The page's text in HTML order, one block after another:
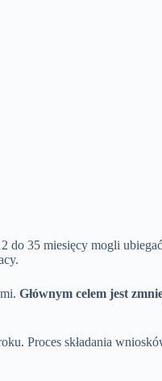
35 miesięcy mogli
Głównym celem jest
Proces składania